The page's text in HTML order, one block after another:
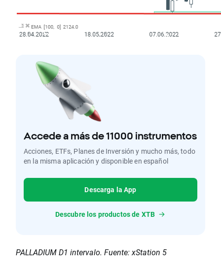
Accede a más de 11000 instrumentos
Acciones, ETFs, Planes de Inversión y mucho más, todo
en la misma aplicación y disponible en español
Descarga la App
Descubre los productos de XTB
PALLADIUM D1 intervalo. Fuente: xStation 5